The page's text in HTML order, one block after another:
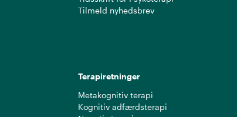
Tilmeld nyhedsbrev
Terapiretninger
Metakognitiv terapi
Kognitiv adfærdsterapi